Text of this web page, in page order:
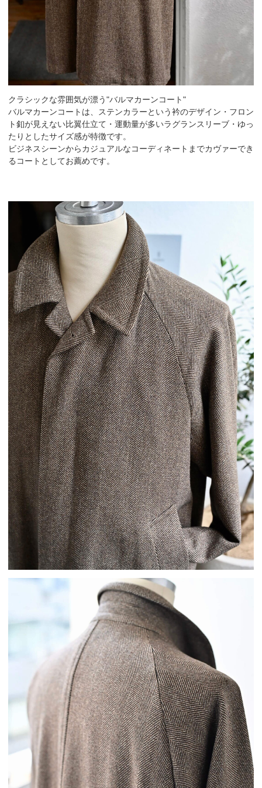
クラシックな雰囲気が漂う"バルマカーンコート"
バルマカーンコートは、ステンカラーという衿のデザイン・フロン
ト釦が見えない比翼仕立て・運動量が多いラグランスリーブ・ゆっ
たりとしたサイズ感が特徴です。
ビジネスシーンからカジュアルなコーディネートまでカヴァーでき
るコートとしてお薦めです。